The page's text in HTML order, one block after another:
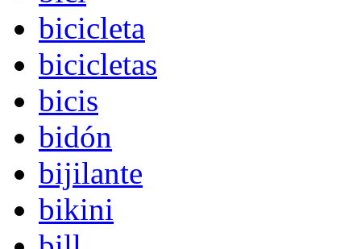
bicicleta
bicicletas
bicis
bidón
bijilante
bikini